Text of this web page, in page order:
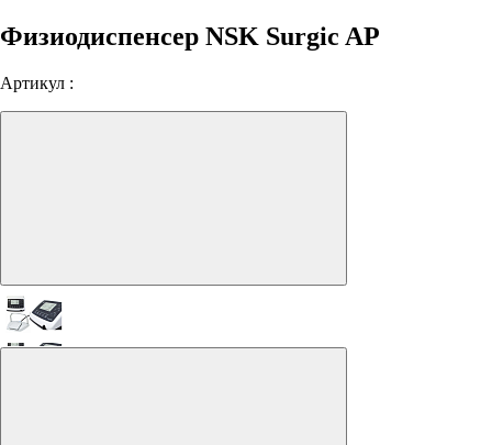
Физиодиспенсер NSK Surgic AP
Артикул :